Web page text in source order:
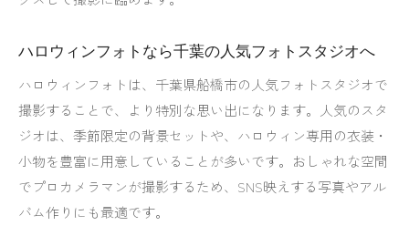
ハロウィンフォトなら千葉の人気フォトスタジオへ
ハロウィンフォトは、千葉県船橋市の人気フォトスタジオで
撮影することで、より特別な思い出になります。人気のスタ
ジオは、季節限定の背景セットや、ハロウィン専用の衣装・
小物を豊富に用意していることが多いです。おしゃれな空間
でプロカメラマンが撮影するため、SNS映えする写真やアル
バム作りにも最適です。